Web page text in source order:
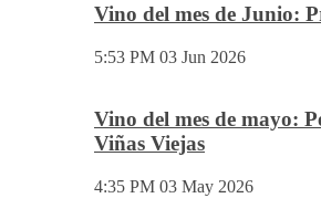
Vino del mes de Junio:
5:53 PM 03 Jun 2026
Vino del mes de mayo:
Viñas Viejas
4:35 PM 03 May 2026